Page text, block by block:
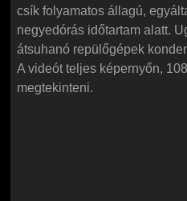
csík folyamatos állagú,
negyedórás időtartam alatt.
átsuhanó repülőgépek
A videót teljes képernyőn,
megtekinteni.